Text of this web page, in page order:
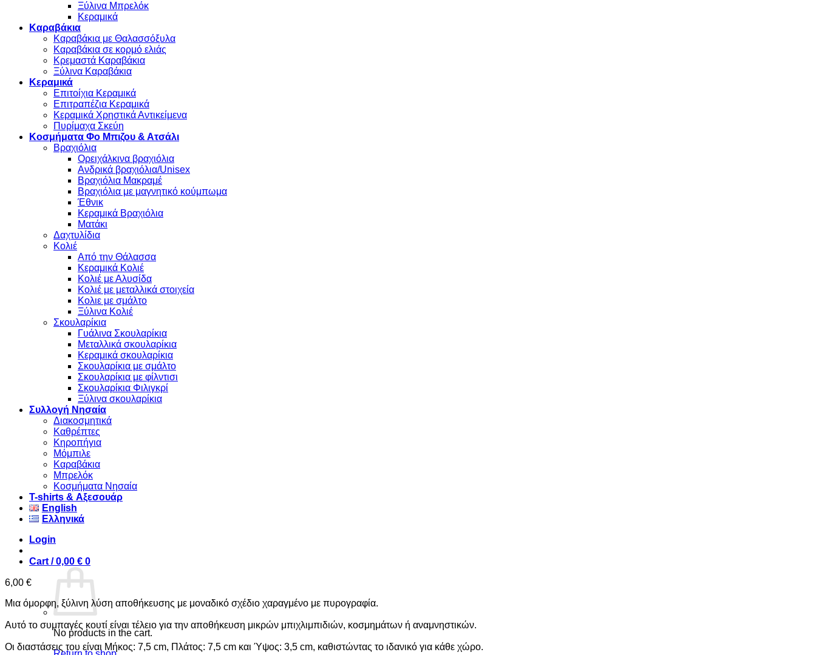
Ξύλινα Μπρελόκ
Κεραμικά
Καραβάκια
Καραβάκια με Θαλασσόξυλα
Καραβάκια σε κορμό ελιάς
Κρεμαστά Καραβάκια
Ξύλινα Καραβάκια
Κεραμικά
Επιτοίχια Κεραμικά
Επιτραπέζια Κεραμικά
Κεραμικά Χρηστικά Αντικείμενα
Πυρίμαχα Σκεύη
Κοσμήματα Φο Μπιζου & Ατσάλι
Βραχιόλια
Oρειχάλκινα βραχιόλια
Ανδρικά βραχιόλια/Unisex
Βραχιόλια Μακραμέ
Βραχιόλια με μαγνητικό κούμπωμα
Έθνικ
Κεραμικά Βραχιόλια
Ματάκι
Δαχτυλίδια
Κολιέ
Από την Θάλασσα
Κεραμικά Κολιέ
Κολιέ με Αλυσίδα
Κολιέ με μεταλλικά στοιχεία
Κολιε με σμάλτο
Ξύλινα Κολιέ
Σκουλαρίκια
Γυάλινα Σκουλαρίκια
Μεταλλικά σκουλαρίκια
Κεραμικά σκουλαρίκια
Σκουλαρίκια με σμάλτο
Σκουλαρίκια με φίλντισι
Σκουλαρίκια Φιλιγκρί
Ξύλινα σκουλαρίκια
Συλλογή Νησαία
Διακοσμητικά
Καθρέπτες
Κηροπήγια
Μόμπιλε
Καραβάκια
Μπρελόκ
Κοσμήματα Νησαία
Τ-shirts & Αξεσουάρ
English
Ελληνικά
Login
Cart /0,00 € 0
No products in the cart.
6,00 €
Μια όμορφη, ξύλινη λύση αποθήκευσης με μοναδικό σχέδιο χαραγμένο με πυρογραφία.
Αυτό το συμπαγές κουτί είναι τέλειο για την αποθήκευση μικρών μπιχλιμπιδιών, κοσμημάτων ή αναμνηστικών.
Οι διαστάσεις του είναι Μήκος: 7,5 cm, Πλάτος: 7,5 cm και Ύψος: 3,5 cm, καθιστώντας το ιδανικό για κάθε χώρο.